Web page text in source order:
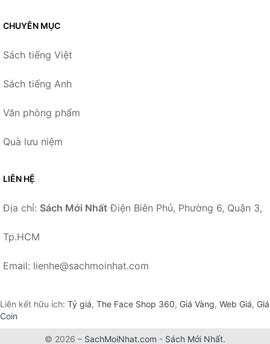
CHUYÊN MỤC
Sách tiếng Việt
Sách tiếng Anh
Văn phòng phẩm
Quà lưu niệm
LIÊN HỆ
Địa chỉ: Sách Mới Nhất Điện Biên Phủ, Phường 6, Quận 3,
Tp.HCM
Email: lienhe@sachmoinhat.com
Liên kết hữu ích: Tỷ giá, The Face Shop 360, Giá Vàng, Web Giá, Giá
Coin
© 2026 – SachMoiNhat.com - Sách Mới Nhất.